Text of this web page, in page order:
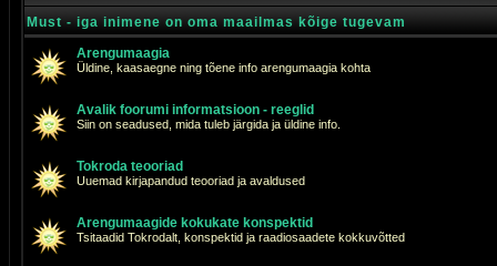
Must - iga inimene on oma maailmas kõige tugevam
Arengumaagia
Üldine, kaasaegne ning tõene info arengumaagia kohta
Avalik foorumi informatsioon - reeglid
Siin on seadused, mida tuleb järgida ja üldine info.
Tokroda teooriad
Uuemad kirjapandud teooriad ja avaldused
Arengumaagide kokukate konspektid
Tsitaadid Tokrodalt, konspektid ja raadiosaadete kokkuvõtted